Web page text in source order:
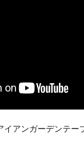
アンガーデンテー